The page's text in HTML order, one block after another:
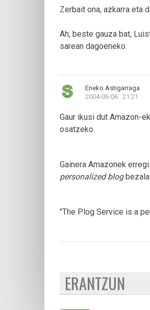
Zerbait ona, azkarra eta
Ah, beste gauza bat,
sarean dagoeneko.
Eneko Astigarraga
2004-06-06 : 21:21
Gaur ikusi dut Amazon-ek
osatzeko.
Gainera Amazonek
personalized blogbezala.
"The Plog Service is a
ERANTZUN